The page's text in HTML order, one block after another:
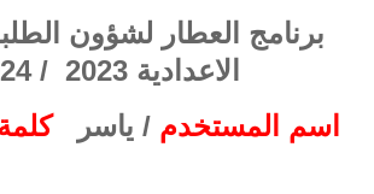
برنامج العطار لشؤون
الاعدادية 2023 / 2024
اسم المستخدم / ياسر